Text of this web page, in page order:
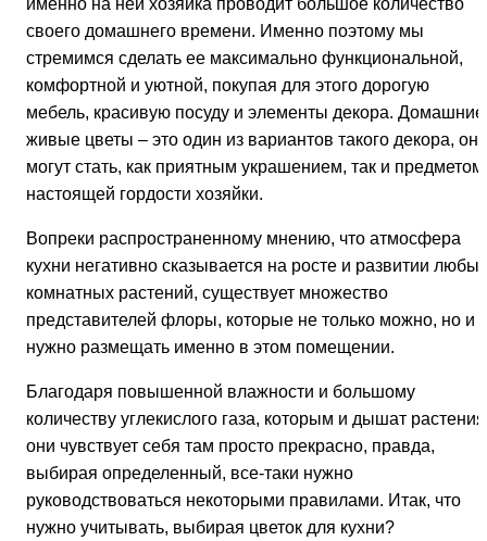
своего домашнего времени. Именно поэтому мы
стремимся сделать ее максимально функциональной,
комфортной и уютной, покупая для этого дорогую
мебель, красивую посуду и элементы декора. Домашние
живые цветы – это один из вариантов такого декора, они
могут стать, как приятным украшением, так и предметом
настоящей гордости хозяйки.
Вопреки распространенному мнению, что атмосфера
кухни негативно сказывается на росте и развитии любых
комнатных растений, существует множество
представителей флоры, которые не только можно, но и
нужно размещать именно в этом помещении.
Благодаря повышенной влажности и большому
количеству углекислого газа, которым и дышат
они чувствует себя там просто прекрасно, правда,
выбирая определенный, все-таки нужно
руководствоваться некоторыми правилами. Итак, что
нужно учитывать, выбирая цветок для кухни?